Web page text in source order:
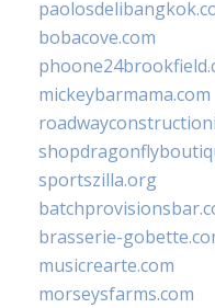
bobacove.com
mickeybarmama.com
sportszilla.org
brasserie-
musicrearte.com
morseysfarms.com